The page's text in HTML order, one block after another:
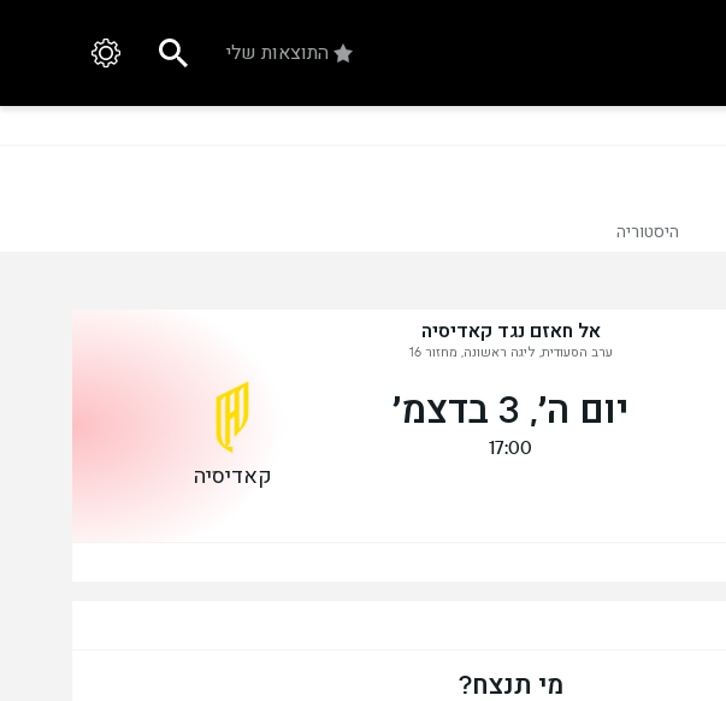
התוצאות שלי
היסטוריה
אל חאזם נגד קאדיסיה
ערב הסעודית, ליגה ראשונה, מחזור 16
יום ה׳, 3 בדצמ׳
17:00
קאדיסיה
מי תנצח?